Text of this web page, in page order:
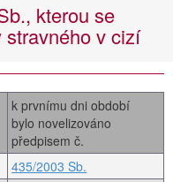
kterou se
v cizí
k prvnímu dni období
bylo novelizováno
předpisem č.
435/2003 Sb.